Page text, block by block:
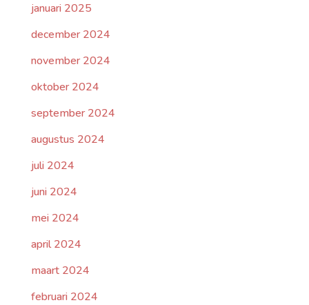
januari 2025
december 2024
november 2024
oktober 2024
september 2024
augustus 2024
juli 2024
juni 2024
mei 2024
april 2024
maart 2024
februari 2024